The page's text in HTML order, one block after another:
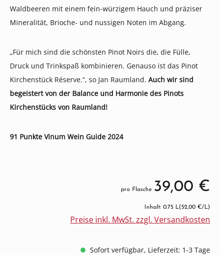
Waldbeeren mit einem fein-würzigem Hauch und präziser
Mineralität, Brioche- und nussigen Noten im Abgang.
„Für mich sind die schönsten Pinot Noirs die, die Fülle,
Druck und Trinkspaß kombinieren. Genauso ist das Pinot
Kirchenstück Réserve.“, so Jan Raumland. Auch wir sind
begeistert von der Balance und Harmonie des Pinots
Kirchenstücks von Raumland!
91 Punkte Vinum Wein Guide 2024
pro Flasche 39,00 €
Inhalt: 0.75 L(52,00 €/L)
Preise inkl. MwSt. zzgl. Versandkosten
Sofort verfügbar, Lieferzeit: 1-3 Tage